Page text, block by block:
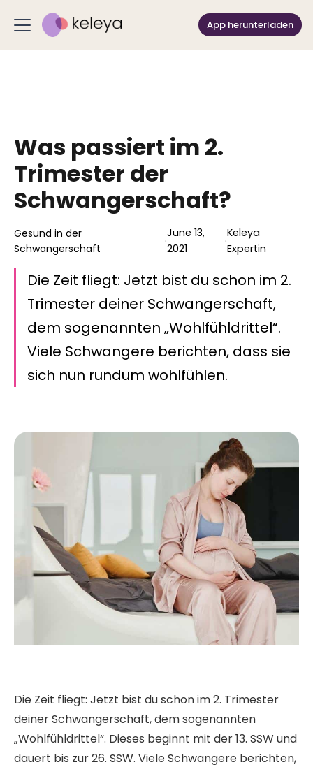
App herunterladen
Was passiert im 2.
Trimester der
Schwangerschaft?
Gesund in der
Schwangerschaft
·
June 13,
2021
·
Keleya
Expertin
Die Zeit fliegt: Jetzt bist du schon im 2.
Trimester deiner Schwangerschaft,
dem sogenannten „Wohlfühldrittel“.
Viele Schwangere berichten, dass sie
sich nun rundum wohlfühlen.
Die Zeit fliegt: Jetzt bist du schon im 2. Trimester
deiner Schwangerschaft, dem sogenannten
„Wohlfühldrittel“. Dieses beginnt mit der 13. SSW und
dauert bis zur 26. SSW. Viele Schwangere berichten,